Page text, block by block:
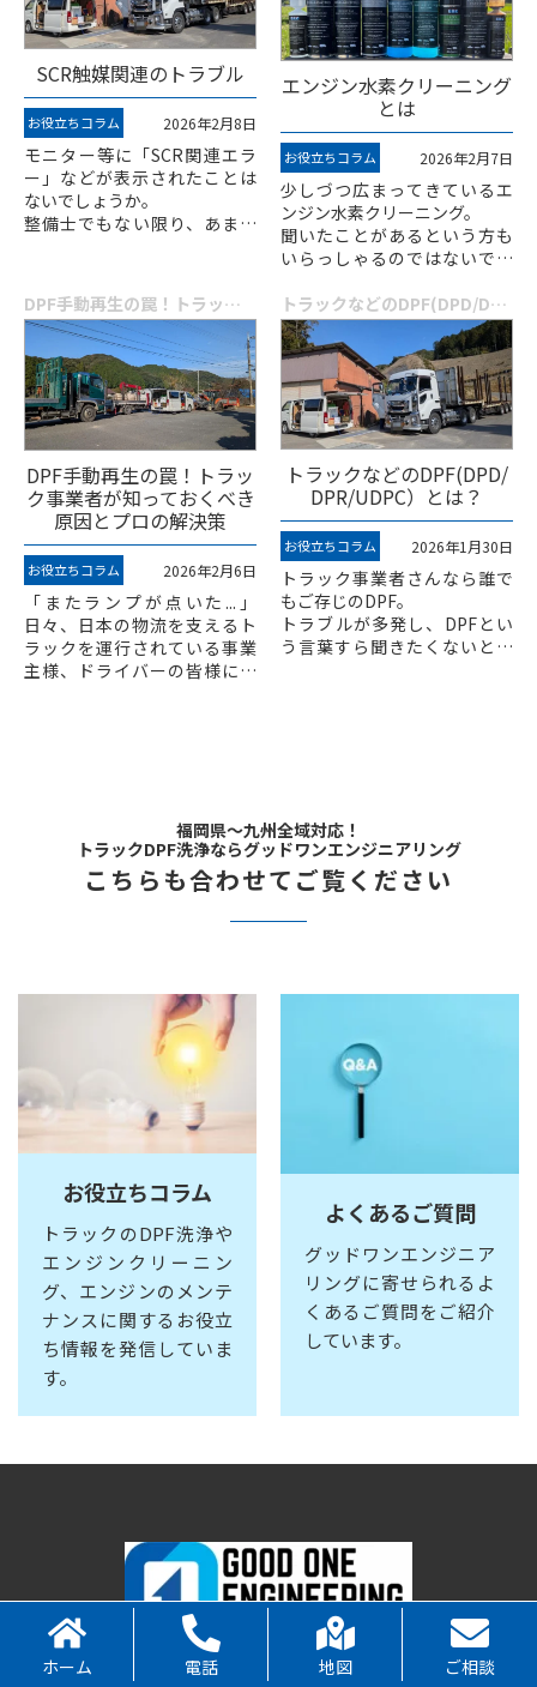
SCR触媒関連のトラブル
お役立ちコラム 2026年2月8日
モニター等に「SCR関連エラ
ー」などが表示されたことは
ないでしょうか。
整備士でもない限り、あまり
とりあえずエラーが出たから
整備工場へという方も多いか...
エンジン水素クリーニング
とは
お役立ちコラム 2026年2月7日
少しづつ広まってきているエ
ンジン水素クリーニング。
聞いたことがあるという方も
いらっしゃるのではないでし
施工が容易で効果も高いた
め、大変ご好評をいただいて
います。
ただ、同時に専門知識を持...
DPF手動再生の罠！トラック事業者が知っておくべき原因とプロの解決策
DPF手動再生の罠！トラッ
ク事業者が知っておくべき
原因とプロの解決策
お役立ちコラム 2026年2月6日
「またランプが点いた...」
日々、日本の物流を支えるト
ラックを運行されている事業
主様、ドライバーの皆様にと
トラックなどのDPF(DPD/DPR/UDPC）とは？
トラックなどのDPF(DPD/
DPR/UDPC）とは？
お役立ちコラム 2026年1月30日
トラック事業者さんなら誰で
もご存じのDPF。
トラブルが多発し、DPFとい
う言葉すら聞きたくないとい
福岡県～九州全域対応！
トラックDPF洗浄ならグッドワンエンジニアリング
こちらも合わせてご覧ください
お役立ちコラム
トラックのDPF洗浄や
エンジンクリーニン
グ、エンジンのメンテ
ナンスに関するお役立
ち情報を発信していま
す。
よくあるご質問
グッドワンエンジニア
リングに寄せられるよ
くあるご質問をご紹介
しています。
ホーム 電話 地図 ご相談